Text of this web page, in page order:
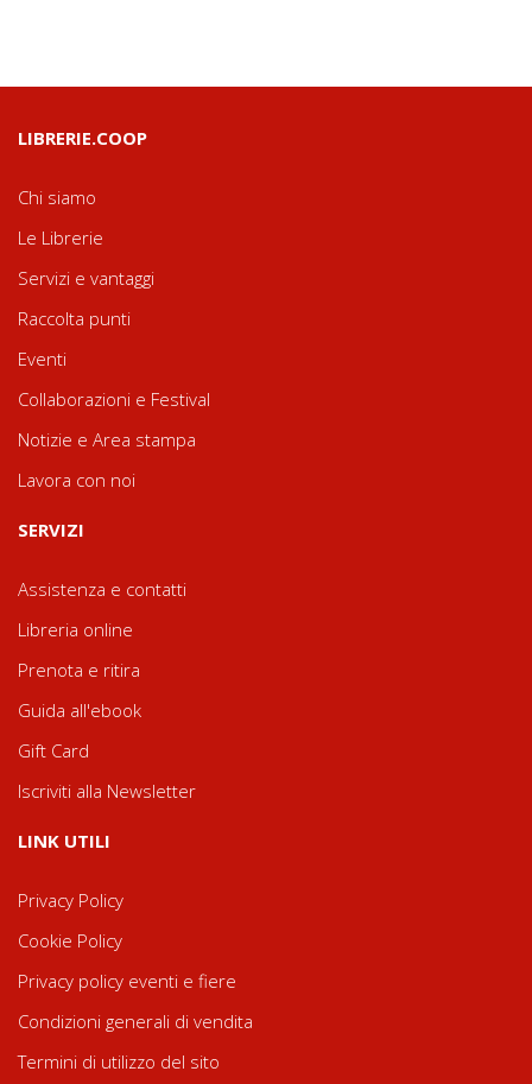
LIBRERIE.COOP
Chi siamo
Le Librerie
Servizi e vantaggi
Raccolta punti
Eventi
Collaborazioni e Festival
Notizie e Area stampa
Lavora con noi
SERVIZI
Assistenza e contatti
Libreria online
Prenota e ritira
Guida all'ebook
Gift Card
Iscriviti alla Newsletter
LINK UTILI
Privacy Policy
Cookie Policy
Privacy policy eventi e fiere
Condizioni generali di vendita
Termini di utilizzo del sito